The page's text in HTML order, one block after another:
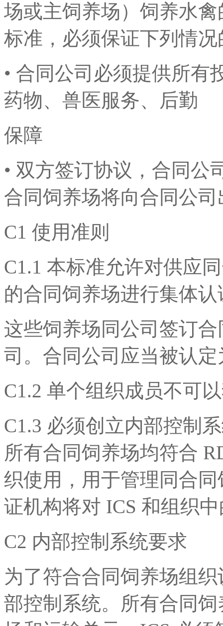
场或主饲养场）饲养水
标准，必须保证下列情
• 合同公司必须提供所有
药物、兽医服务、后勤
保障
• 双方签订协议，合同公
合同饲养场将向合同公
C1 使用准则
C1.1 本标准允许对供应
的合同饲养场进行集体
这些饲养场同公司签订
司。合同公司应当被认
C1.2 单个组织成员不可
C1.3 必须创立内部控制
所有合同饲养场均符合
织使用，用于管理同合
证机构将对 ICS 和组织
C2 内部控制系统要求
为了符合合同饲养场组
部控制系统。所有合同